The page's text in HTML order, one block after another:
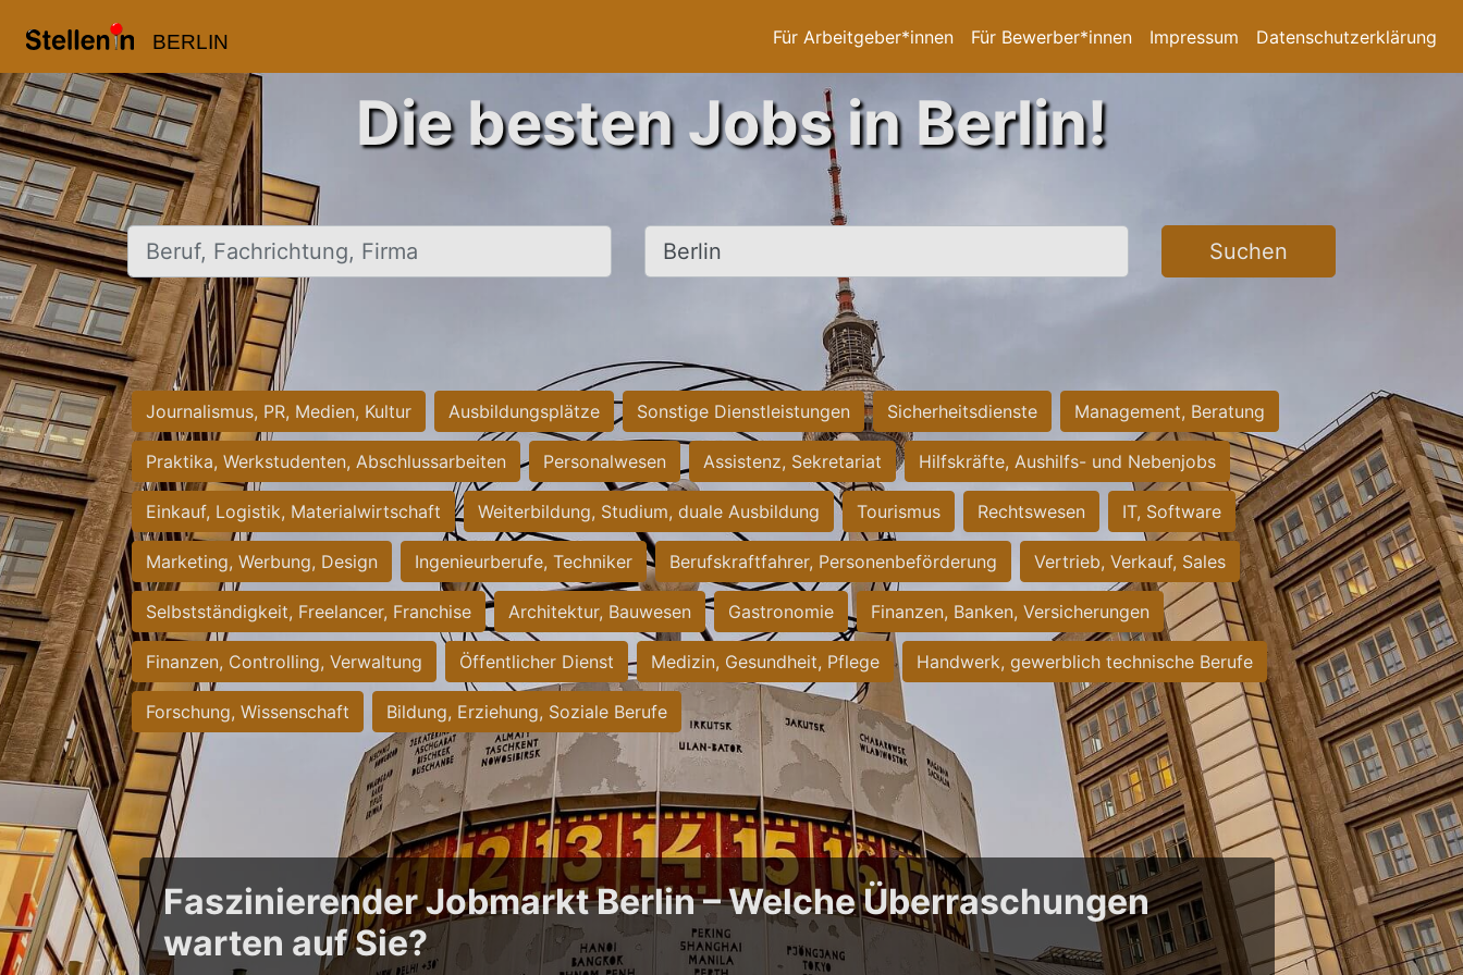
BERLIN Für Arbeitgeber*innen Für Bewerber*innen Impressum Datenschutzerklärung
Die besten Jobs in Berlin!
Beruf, Fachrichtung, Firma Ort, Stadt Suchen
Journalismus, PR, Medien, Kultur Ausbildungsplätze Sonstige Dienstleistungen Sicherheitsdienste Management, Beratung
Praktika, Werkstudenten, Abschlussarbeiten Personalwesen Assistenz, Sekretariat Hilfskräfte, Aushilfs- und Nebenjobs
Einkauf, Logistik, Materialwirtschaft Weiterbildung, Studium, duale Ausbildung Tourismus Rechtswesen IT, Software
Marketing, Werbung, Design Ingenieurberufe, Techniker Berufskraftfahrer, Personenbeförderung Vertrieb, Verkauf, Sales
Selbstständigkeit, Freelancer, Franchise Architektur, Bauwesen Gastronomie Finanzen, Banken, Versicherungen
Finanzen, Controlling, Verwaltung Öffentlicher Dienst Medizin, Gesundheit, Pflege Handwerk, gewerblich technische Berufe
Forschung, Wissenschaft Bildung, Erziehung, Soziale Berufe
Faszinierender Jobmarkt Berlin – Welche Überraschungen
warten auf Sie?